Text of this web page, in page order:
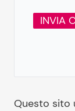
Questo sito